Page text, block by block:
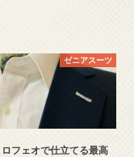
ゼニアスーツ
フェオで仕立てる最高